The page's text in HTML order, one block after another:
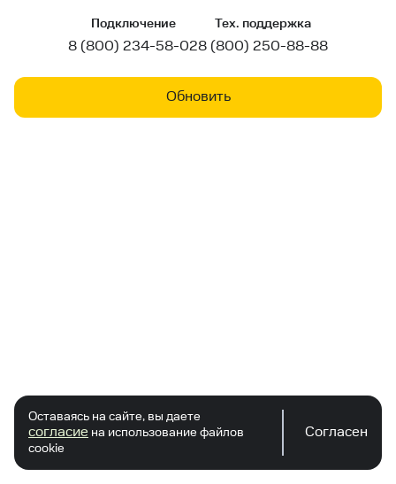
Подключение
8 (800) 234-58-02
Тех. поддержка
8 (800) 250-88-88
Обновить
Оставаясь на сайте, вы даете
согласие на использование файлов
cookie
Согласен